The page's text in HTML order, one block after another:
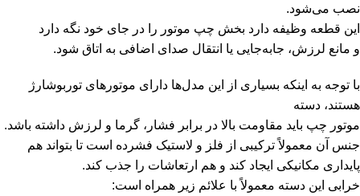
نصب می‌شود.
این قطعه وظیفه دارد بخش چپ موتور را در جای خود نگه دارد
و مانع لرزش، جابه‌جایی یا انتقال صدای اضافی به اتاق شود.
با توجه به اینکه بسیاری از این مدل‌ها دارای موتورهای توربوشارژ
هستند، دسته
موتور چپ باید مقاومت بالا در برابر فشار، گرما و لرزش داشته باشد.
جنس آن معمولاً ترکیبی از فلز و لاستیک فشرده است تا بتواند هم
پایداری مکانیکی ایجاد کند و هم ارتعاشات را جذب کند.
خرابی این دسته معمولاً با علائم زیر همراه است: